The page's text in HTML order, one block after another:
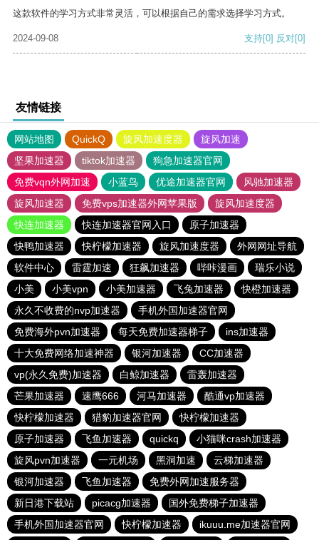
这款软件的学习方式非常灵活，可以根据自己的需求选择学习方式。
2024-09-08 支持[0] 反对[0]
友情链接
网站地图 QuickQ 旋风加速度器
旋风加速
坚果加速器
tiktok加速器
狗急加速器官网
免费vqn外网加速
小蓝鸟 优途加速器官网
风驰加速器
旋风加速器
免费vps加速器外网苹果版
旋风加速度器
快连加速器
快连加速器官网入口
原子加速器
快鸭加速器
快柠檬加速器 旋风加速度器
外网网址导航
软件中心
雷霆加速 狂飙加速器 哔咔漫画
瑞乐小说
小美
小美vpn 小美加速器 飞兔加速器
快橙加速器
永久不收费的nvp加速器
手机外国加速器官网
免费海外pvn加速器
每天免费加速器梯子
ins加速器
十大免费网络加速神器
银河加速器
CC加速器
vp(永久免费)加速器
白鲸加速器
雷轰加速器
芒果加速器
速鹰666 河马加速器
酷通vp加速器
快柠檬加速器
猎豹加速器官网
快柠檬加速器
原子加速器
飞鱼加速器 quickq
小猫咪crash加速器
旋风pvn加速器
一元机场 黑洞加速
云梯加速器
银河加速器
飞鱼加速器
免费外网加速服务器
新日港下载站
picacg加速器
国外免费梯子加速器
手机外国加速器官网
快柠檬加速器 ikuuu.me加速器官网